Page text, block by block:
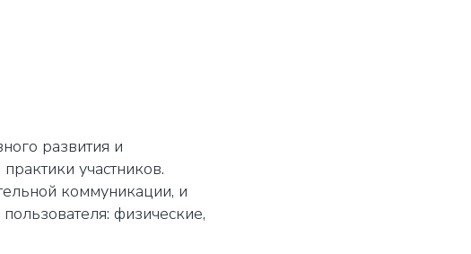
развития и
участников.
коммуникации, и
физические,